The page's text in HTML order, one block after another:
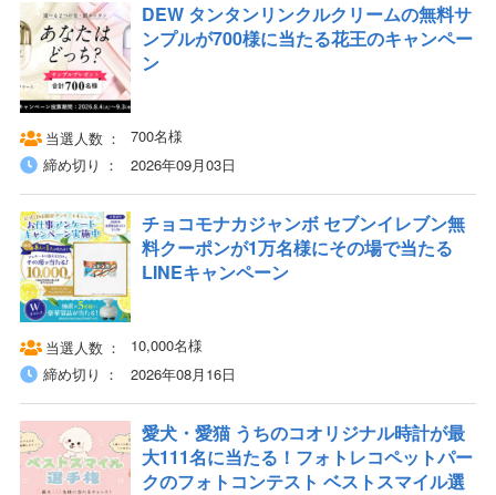
DEW タンタンリンクルクリームの無料サ
ンプルが700様に当たる花王のキャンペー
ン
当選人数
700名様
締め切り
2026年09月03日
チョコモナカジャンボ セブンイレブン無
料クーポンが1万名様にその場で当たる
LINEキャンペーン
当選人数
10,000名様
締め切り
2026年08月16日
愛犬・愛猫 うちのコオリジナル時計が最
大111名に当たる！フォトレコペットパー
クのフォトコンテスト ベストスマイル選